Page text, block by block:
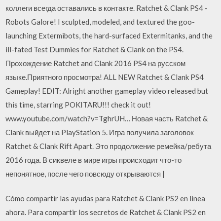
коллеги всегда оставались в контакте. Ratchet & Clank PS4 -
Robots Galore! I sculpted, modeled, and textured the goo-
launching Extermibots, the hard-surfaced Extermitanks, and the
ill-fated Test Dummies for Ratchet & Clank on the PS4.
Прохождение Ratchet and Clank 2016 PS4 на русском
языке.Приятного просмотра! ALL NEW Ratchet & Clank PS4
Gameplay! EDIT: Alright another gameplay video released but
this time, starring POKITARU!!! check it out!
www.youtube.com/watch?v=TghrUH… Новая часть Ratchet &
Clank выйдет на PlayStation 5. Игра получила заголовок
Ratchet & Clank Rift Apart. Это продолжение ремейка/ребута
2016 года. В сиквеле в мире игры происходит что-то
непонятное, после чего повсюду открываются |
Cómo compartir las ayudas para Ratchet & Clank PS2 en linea
ahora. Para compartir los secretos de Ratchet & Clank PS2 en